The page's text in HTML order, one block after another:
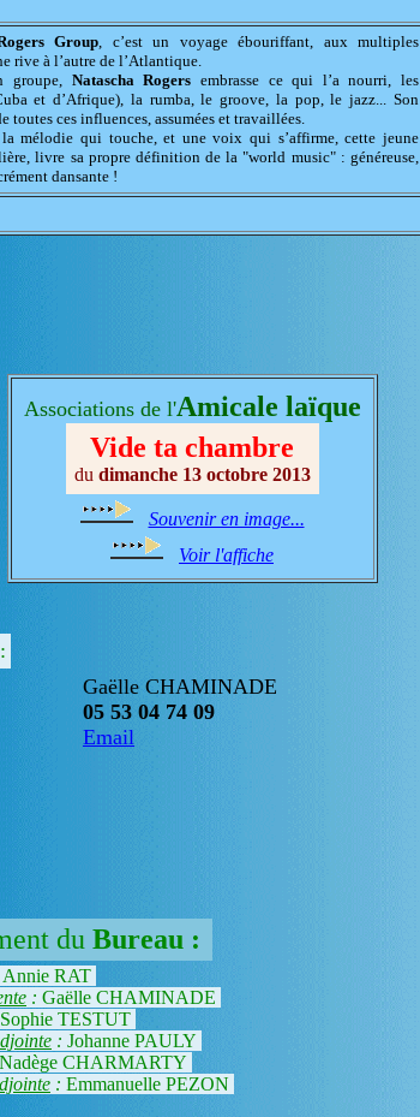
Group, c’est un voyage ébouriffant, aux multiples
rive à l’autre de l’Atlantique.
groupe, Natascha Rogers embrasse ce qui l’a nourri, les
et d’Afrique), la rumba, le groove, la pop, le jazz... Son
toutes ces influences, assumées et travaillées.
mélodie qui touche, et une voix qui s’affirme, cette jeune
livre sa propre définition de la "world music" : généreuse,
dansante !
Associations de l'Amicale laïque
Vide ta chambre
du dimanche 13 octobre 2013
Souvenir en image...
Voir l'affiche
Gaëlle CHAMINADE
05 53 04 74 09
Email
du Bureau :
Annie RAT
: Gaëlle CHAMINADE
Sophie TESTUT
: Johanne PAULY
Nadège CHARMARTY
: Emmanuelle PEZON